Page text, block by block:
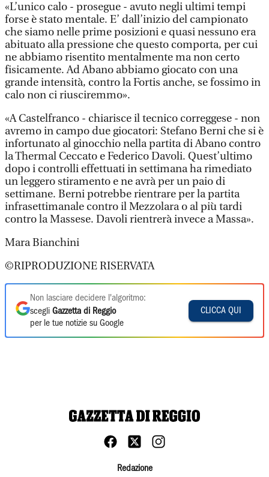
«L’unico calo - prosegue - avuto negli ultimi tempi
forse è stato mentale. E’ dall’inizio del campionato
che siamo nelle prime posizioni e quasi nessuno era
abituato alla pressione che questo comporta, per cui
ne abbiamo risentito mentalmente ma non certo
fisicamente. Ad Abano abbiamo giocato con una
grande intensità, contro la Fortis anche, se fossimo in
calo non ci riusciremmo».
«A Castelfranco - chiarisce il tecnico correggese - non
avremo in campo due giocatori: Stefano Berni che si è
infortunato al ginocchio nella partita di Abano contro
la Thermal Ceccato e Federico Davoli. Quest’ultimo
dopo i controlli effettuati in settimana ha rimediato
un leggero stiramento e ne avrà per un paio di
settimane. Berni potrebbe rientrare per la partita
infrasettimanale contro il Mezzolara o al più tardi
contro la Massese. Davoli rientrerà invece a Massa».
Mara Bianchini
©RIPRODUZIONE RISERVATA
Non lasciare decidere l'algoritmo:
scegli Gazzetta di Reggio
per le tue notizie su Google
CLICCA QUI
Redazione